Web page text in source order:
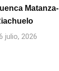
Matanza-
julio, 2026